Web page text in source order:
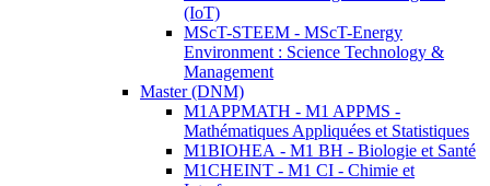
(IoT)
MScT-STEEM - MScT-Energy
Environment : Science Technology &
Management
Master (DNM)
M1APPMATH - M1 APPMS -
Mathématiques Appliquées et Statistiques
M1BIOHEA - M1 BH - Biologie et Santé
M1CHEINT - M1 CI - Chimie et